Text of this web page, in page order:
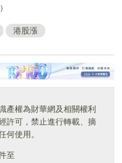
港股漲
產權為財華網及相關權利
許可，禁止進行轉載、摘
何使用。
至